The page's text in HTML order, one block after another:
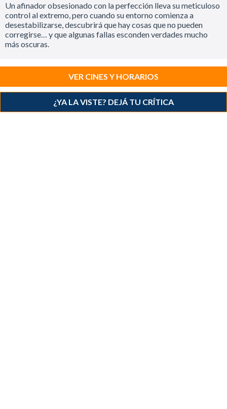
Un afinador obsesionado con la perfección lleva su meticuloso
control al extremo, pero cuando su entorno comienza a
desestabilizarse, descubrirá que hay cosas que no pueden
corregirse… y que algunas fallas esconden verdades mucho
más oscuras.
VER CINES Y HORARIOS
¿YA LA VISTE? DEJÁ TU CRÍTICA